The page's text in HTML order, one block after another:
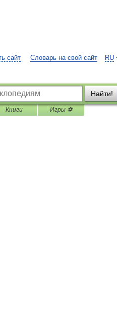
RU
сайт Словарь на свой сайт
Найти!
Книги Игры ⚽